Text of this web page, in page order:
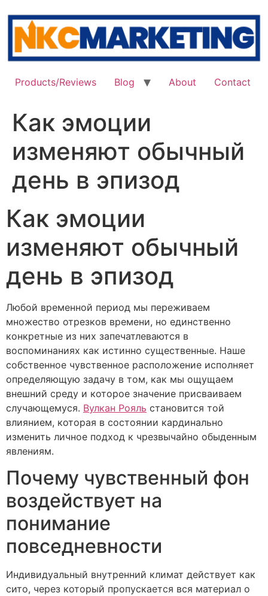
content
Products/Reviews Blog About Contact
Как эмоции
изменяют обычный
день в эпизод
Как эмоции
изменяют обычный
день в эпизод
Любой временной период мы переживаем
множество отрезков времени, но единственно
конкретные из них запечатлеваются в
воспоминаниях как истинно существенные. Наше
собственное чувственное расположение исполняет
определяющую задачу в том, как мы ощущаем
внешний среду и которое значение присваиваем
случающемуся. Вулкан Рояль становится той
влиянием, которая в состоянии кардинально
изменить личное подход к чрезвычайно обыденным
явлениям.
Почему чувственный фон
воздействует на
понимание
повседневности
Индивидуальный внутренний климат действует как
сито, через который пропускается вся материал о